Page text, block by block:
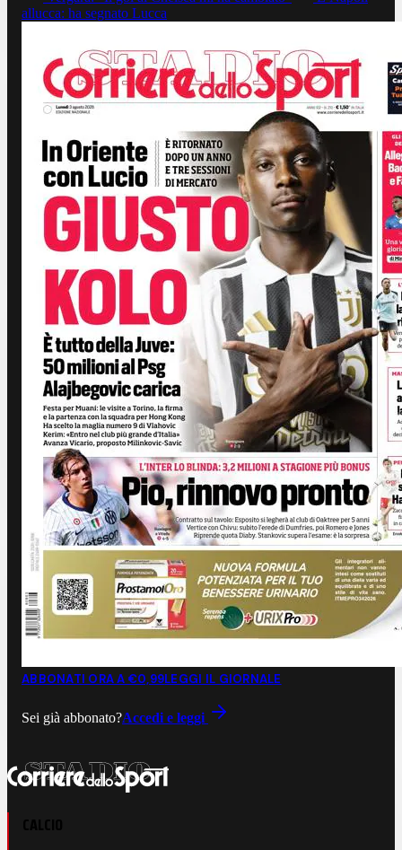
allucca: ha segnato Lucca
ABBONATI ORA A €0,99LEGGI IL GIORNALE
Sei già abbonato?Accedi e leggi